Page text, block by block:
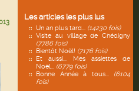
Les articles les plus lus
Un an plus tard... (14230 fois)
Visite au village de Chédigny
(7786 fois)
Bientôt Noël! (7176 fois)
Et aussi... Mes assiettes de
Noël... (6779 fois)
Bonne Année à tous... (6104
fois)